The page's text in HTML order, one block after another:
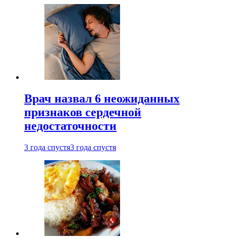
Врач назвал 6 неожиданных
признаков сердечной
недостаточности
3 года спустя3 года спустя